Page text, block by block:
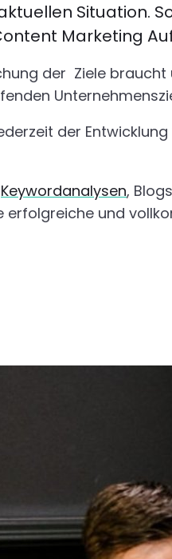
Situation.
Marketing
der Ziele
der
Keywordanalysen,
und